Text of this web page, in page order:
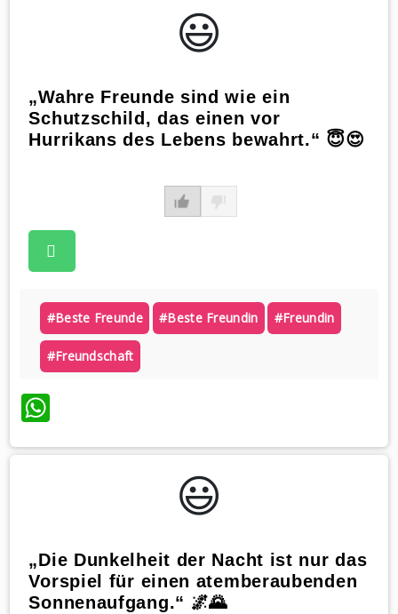
😃️
„Wahre Freunde sind wie ein
Schutzschild, das einen vor
Hurrikans des Lebens bewahrt.“ 😇😍
#beste Freunde #beste Freundin #freundin
#freundschaft
WhatsApp
😃️
„Die Dunkelheit der Nacht ist nur das
Vorspiel für einen atemberaubenden
Sonnenaufgang.“ 🌌🌄